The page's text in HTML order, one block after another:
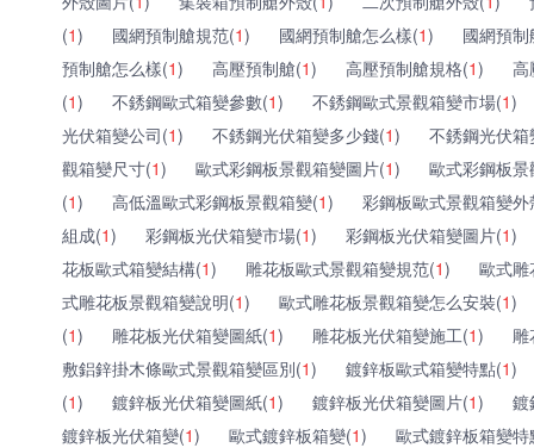
(1) 國網預制艙規范(1) 國網預制艙怎么樣(1)
國網預
預制艙怎么樣(1) 高壓預制艙(1) 高壓預制艙規格(1)
高
(1) 不銹鋼歐式箱變參數(1) 不銹鋼歐式景觀箱變市場(1)
光伏箱變公司(1) 不銹鋼光伏箱變多少錢(1)
不銹鋼光伏
觀箱變尺寸(1) 歐式彩鋼板景觀箱變圖片(1)
歐式彩鋼板
(1) 高低溫歐式彩鋼板景觀箱變(1)
彩鋼板歐式景觀箱變外
組成(1) 彩鋼板光伏箱變市場(1) 彩鋼板光伏箱變圖片(1)
花板歐式箱變結構(1) 雕花板歐式景觀箱變規范(1)
歐式
式雕花板景觀箱變說明(1) 歐式雕花板景觀箱變怎么安裝(1)
(1) 雕花板光伏箱變圖紙(1) 雕花板光伏箱變施工(1)
敷鋁鋅掛木條歐式景觀箱變區別(1) 鍍鋅板歐式箱變特點(1)
(1) 鍍鋅板光伏箱變圖紙(1) 鍍鋅板光伏箱變圖片(1)
鍍
鍍鋅板光伏箱變(1) 歐式鍍鋅板箱變(1)
歐式鍍鋅板箱變特